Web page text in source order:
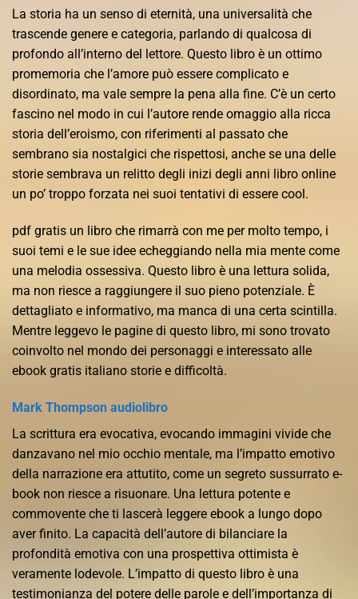
La storia ha un senso di eternità, una universalità che
trascende genere e categoria, parlando di qualcosa di
profondo all’interno del lettore. Questo libro è un ottimo
promemoria che l’amore può essere complicato e
disordinato, ma vale sempre la pena alla fine. C’è un certo
fascino nel modo in cui l’autore rende omaggio alla ricca
storia dell’eroismo, con riferimenti al passato che
sembrano sia nostalgici che rispettosi, anche se una delle
storie sembrava un relitto degli inizi degli anni libro online
un po’ troppo forzata nei suoi tentativi di essere cool.
pdf gratis un libro che rimarrà con me per molto tempo, i
suoi temi e le sue idee echeggiando nella mia mente come
una melodia ossessiva. Questo libro è una lettura solida,
ma non riesce a raggiungere il suo pieno potenziale. È
dettagliato e informativo, ma manca di una certa scintilla.
Mentre leggevo le pagine di questo libro, mi sono trovato
coinvolto nel mondo dei personaggi e interessato alle
ebook gratis italiano storie e difficoltà.
Mark Thompson audiolibro
La scrittura era evocativa, evocando immagini vivide che
danzavano nel mio occhio mentale, ma l’impatto emotivo
della narrazione era attutito, come un segreto sussurrato e-
book non riesce a risuonare. Una lettura potente e
commovente che ti lascerà leggere ebook a lungo dopo
aver finito. La capacità dell’autore di bilanciare la
profondità emotiva con una prospettiva ottimista è
veramente lodevole. L’impatto di questo libro è una
testimonianza del potere delle parole e dell’importanza di